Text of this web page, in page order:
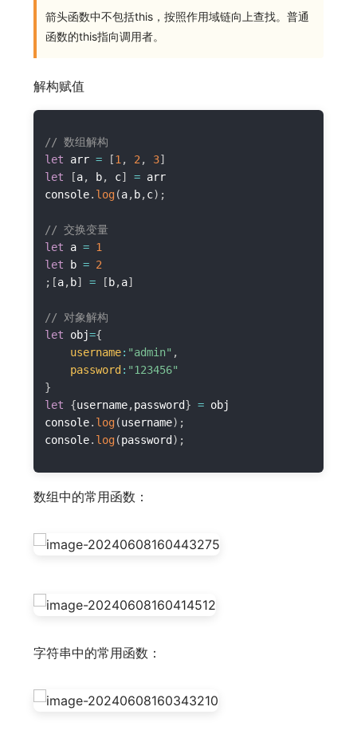
箭头函数中不包括this，按照作用域链向上查找。普通
函数的this指向调用者。
解构赋值
// 数组解构
let arr = [1, 2, 3]
let
[a, b, c] = arr
console. log(a, b,c) ;
// 交换变量
let a = 1
let b = 2
; [a, b] = [ b,a]
// 对象解构
let obj={
username: "admin" ,
password : "123456"
}
let
{username,password} = obj
console. log(username) ;
console. log(password ) ;
数组中的常用函数：
字符串中的常用函数：